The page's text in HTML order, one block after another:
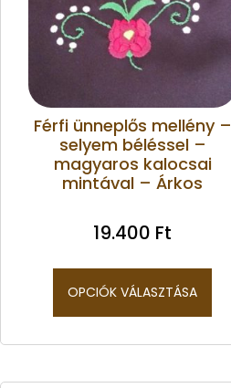
Férfi ünneplős mellény –
selyem béléssel –
magyaros kalocsai
mintával – Árkos
19.400 Ft
OPCIÓK VÁLASZTÁSA